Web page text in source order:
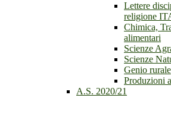
Lettere
religione
Chimica,
alimentari
Scienze
Scienze
Genio rurale
Produzioni
A.S. 2020/21